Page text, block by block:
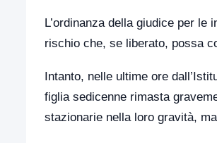
L’ordinanza della giudice per le
rischio che, se liberato, possa
Intanto, nelle ultime ore
figlia sedicenne rimasta
stazionarie nella loro gravità,